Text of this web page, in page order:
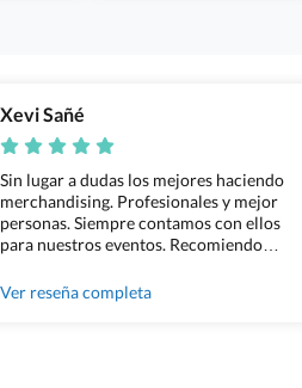
Xevi Sañé
Sin lugar a dudas los mejores haciendo
merchandising. Profesionales y mejor
personas. Siempre contamos con ellos
para nuestros eventos. Recomiendo
Ver reseña completa